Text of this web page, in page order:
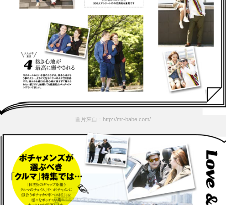
圖片來自：http://mr-babe.com/